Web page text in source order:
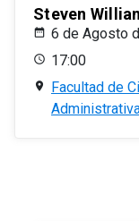
Steven
6 de Agosto
17:00
Facultad de